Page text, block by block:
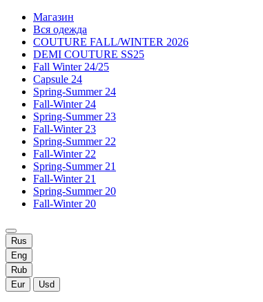
Магазин
Вся одежда
COUTURE FALL/WINTER 2026
DEMI COUTURE SS25
Fall Winter 24/25
Capsule 24
Spring-Summer 24
Fall-Winter 24
Spring-Summer 23
Fall-Winter 23
Spring-Summer 22
Fall-Winter 22
Spring-Summer 21
Fall-Winter 21
Spring-Summer 20
Fall-Winter 20
Rus
Eng
Rub
Eur
Usd